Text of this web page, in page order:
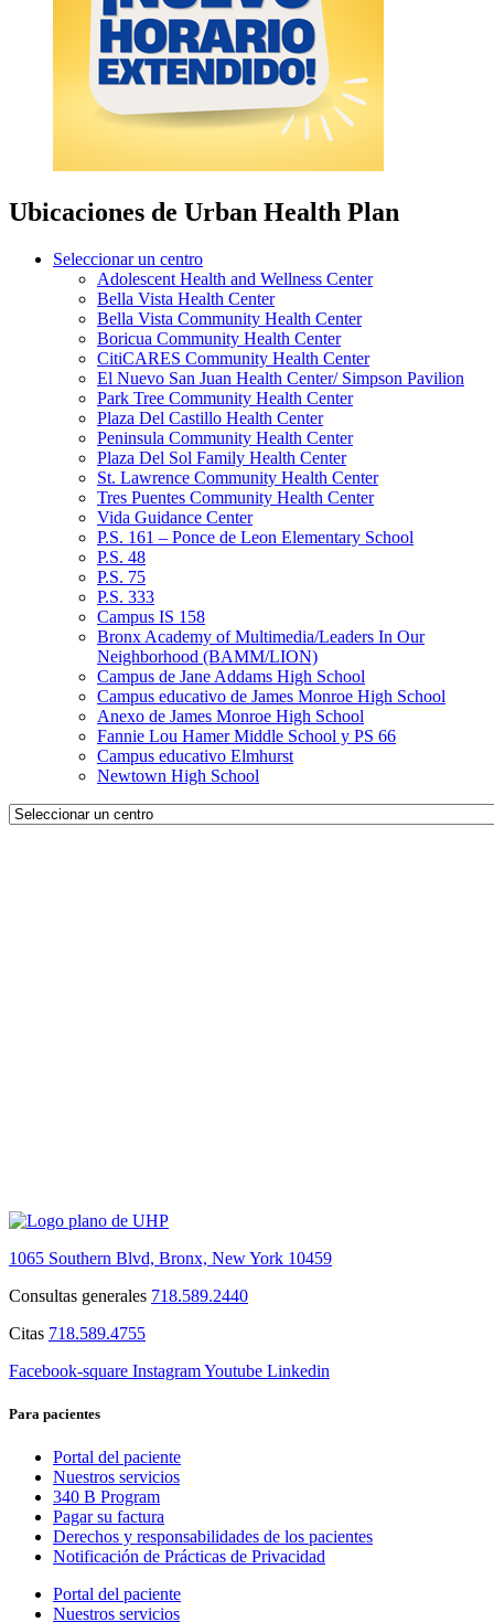
Ubicaciones de Urban Health Plan
Seleccionar un centro
Adolescent Health and Wellness Center
Bella Vista Health Center
Bella Vista Community Health Center
Boricua Community Health Center
CitiCARES Community Health Center
El Nuevo San Juan Health Center/ Simpson Pavilion
Park Tree Community Health Center
Plaza Del Castillo Health Center
Peninsula Community Health Center
Plaza Del Sol Family Health Center
St. Lawrence Community Health Center
Tres Puentes Community Health Center
Vida Guidance Center
P.S. 161 – Ponce de Leon Elementary School
P.S. 48
P.S. 75
P.S. 333
Campus IS 158
Bronx Academy of Multimedia/Leaders In Our
Neighborhood (BAMM/LION)
Campus de Jane Addams High School
Campus educativo de James Monroe High School
Anexo de James Monroe High School
Fannie Lou Hamer Middle School y PS 66
Campus educativo Elmhurst
Newtown High School
1065 Southern Blvd, Bronx, New York 10459
Consultas generales 718.589.2440
Citas 718.589.4755
Facebook-square InstagramYoutube Linkedin
Para pacientes
Portal del paciente
Nuestros servicios
340 B Program
Pagar su factura
Derechos y responsabilidades de los pacientes
Notificación de Prácticas de Privacidad
Portal del paciente
Nuestros servicios